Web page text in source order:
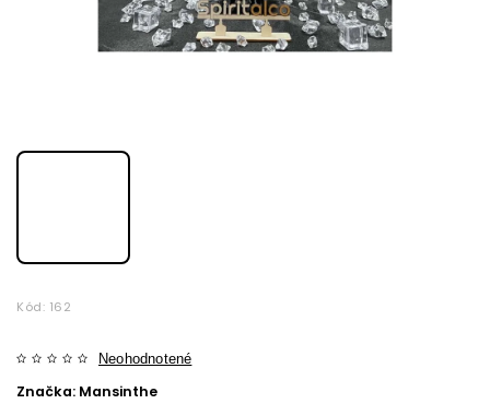
Kód: 162
Neohodnotené
Značka: Mansinthe